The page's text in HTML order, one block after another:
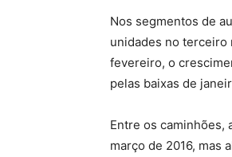
Nos segmentos de
unidades no terceiro
fevereiro, o
pelas baixas de
Entre os caminhões,
março de 2016, mas